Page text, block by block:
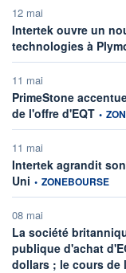
12 mai
Intertek ouvre un
technologies à
11 mai
PrimeStone
de l'offre d'EQT •
11 mai
Intertek agrandit
Uni information fournie par
• ZONEBOURSE
08 mai
La société
publique d'achat
dollars ; le cours de